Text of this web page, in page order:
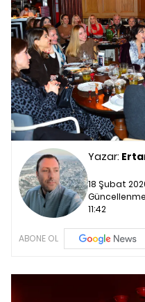
Yazar:
18 Şubat
11:42
ABONE OL